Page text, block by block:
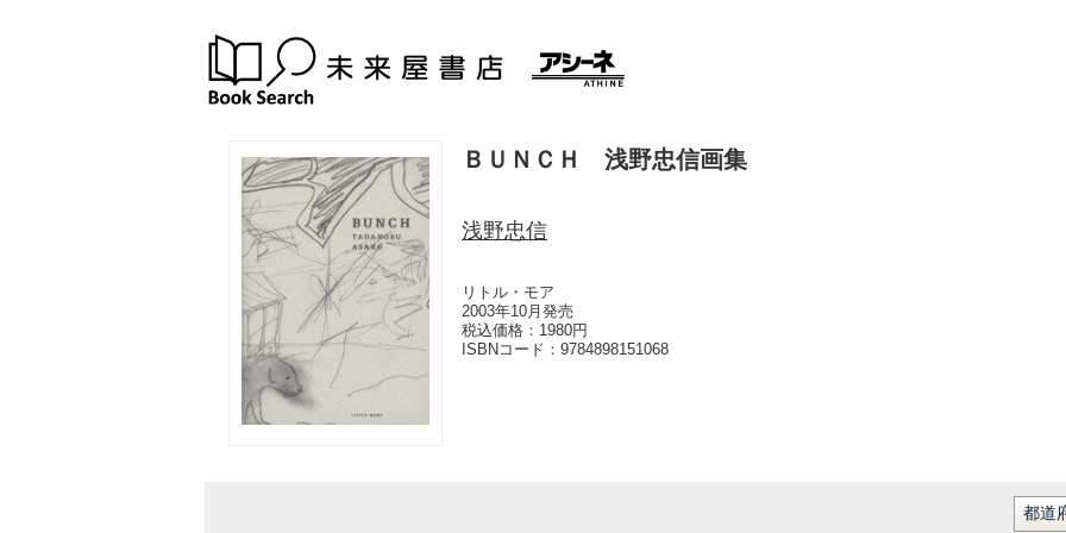
ＢＵＮＣＨ 浅野忠信画集
浅野忠信
リトル・モア
2003年10月発売
税込価格：1980円
ISBNコード： 9784898151068